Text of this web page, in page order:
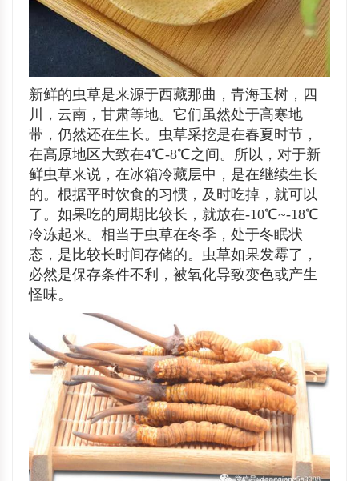
新鲜的虫草是来源于西藏那曲，青海玉树，四
川，云南，甘肃等地。它们虽然处于高寒地
带，仍然还在生长。虫草采挖是在春夏时节，
在高原地区大致在4℃-8℃之间。所以，对于新
鲜虫草来说，在冰箱冷藏层中，是在继续生长
的。根据平时饮食的习惯，及时吃掉，就可以
了。如果吃的周期比较长，就放在-10℃~-18℃
冷冻起来。相当于虫草在冬季，处于冬眠状
态，是比较长时间存储的。虫草如果发霉了，
必然是保存条件不利，被氧化导致变色或产生
怪味。